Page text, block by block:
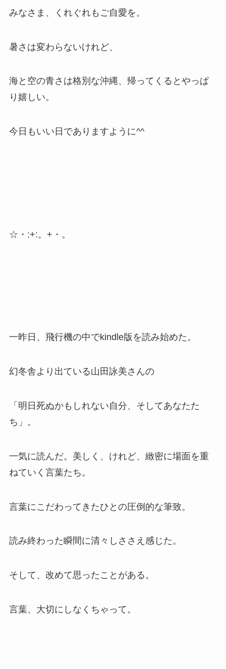
みなさま、くれぐれもご自愛を。
暑さは変わらないけれど、
海と空の青さは格別な沖縄、帰ってくるとやっぱ
り嬉しい。
今日もいい日でありますように^^
☆・:+:。+・。
一昨日、飛行機の中でkindle版を読み始めた。
幻冬舎より出ている山田詠美さんの
「明日死ぬかもしれない自分、そしてあなたた
ち」。
一気に読んだ。美しく、けれど、緻密に場面を重
ねていく言葉たち。
言葉にこだわってきたひとの圧倒的な筆致。
読み終わった瞬間に清々しささえ感じた。
そして、改めて思ったことがある。
言葉、大切にしなくちゃって。